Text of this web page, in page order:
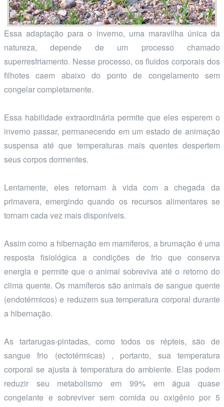
Essa adaptação para o inverno, uma maravilha única da
natureza, depende de um processo chamado
superresfriamento. Nesse processo, os fluidos corporais dos
filhotes caem abaixo do ponto de congelamento sem
congelar completamente.
Essa habilidade extraordinária permite que eles esperem o
inverno passar, permanecendo em um estado de animação
suspensa até que temperaturas mais quentes despertem
seus corpos dormentes.
Lentamente, eles retornam à vida com a chegada da
primavera, emergindo quando os recursos alimentares se
tornam cada vez mais disponíveis.
Assim como a hibernação em mamíferos, a brumação é uma
resposta fisiológica a condições de frio que conserva
energia e permite que o animal sobreviva até o retorno do
clima quente. Os mamíferos são animais de sangue quente
(endotérmicos) e reduzem sua temperatura corporal durante
a hibernação.
As tartarugas-pintadas, como todos os répteis, são de
sangue frio (ectotérmicas) , portanto, sua temperatura
corporal se ajusta à temperatura do ambiente. Elas podem
reduzir seu metabolismo em 99% em água quase
congelante e sobreviver sem comida ou oxigênio por 5